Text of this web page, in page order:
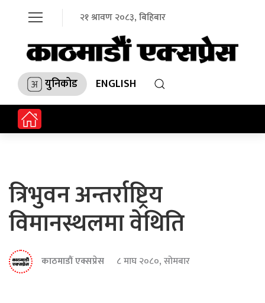
२१ श्रावण २०८३, बिहिबार
युनिकोड ENGLISH
त्रिभुवन अन्तर्राष्ट्रिय
विमानस्थलमा वेथिति
काठमाडौं एक्सप्रेस ८ माघ २०८०, सोमबार